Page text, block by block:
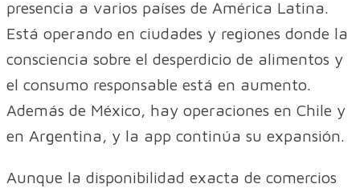
presencia a varios países de América Latina.
Está operando en ciudades y regiones donde la
consciencia sobre el desperdicio de alimentos y
el consumo responsable está en aumento.
Además de México, hay operaciones en Chile y
en Argentina, y la app continúa su expansión.
Aunque la disponibilidad exacta de comercios